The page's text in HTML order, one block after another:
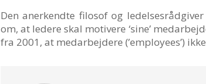
Den anerkendte filosof og
om, at ledere skal motivere ‘sine’
fra 2001, at medarbejdere (’employees’)